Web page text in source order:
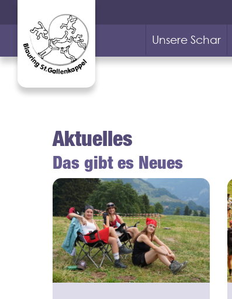
Unsere Schar
Aktuelles
Das gibt es Neues